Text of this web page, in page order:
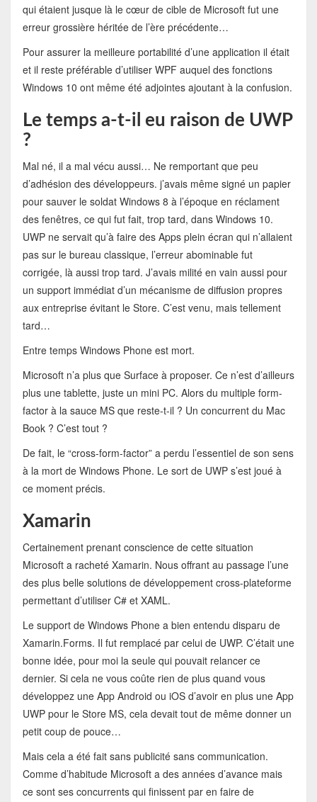
qui étaient jusque là le cœur de cible de Microsoft fut une
erreur grossière héritée de l’ère précédente…
Pour assurer la meilleure portabilité d’une application il était
et il reste préférable d’utiliser WPF auquel des fonctions
Windows 10 ont même été adjointes ajoutant à la confusion.
Le temps a-t-il eu raison de UWP
?
Mal né, il a mal vécu aussi… Ne remportant que peu
d’adhésion des développeurs. j’avais même signé un papier
pour sauver le soldat Windows 8 à l’époque en réclament
des fenêtres, ce qui fut fait, trop tard, dans Windows 10.
UWP ne servait qu’à faire des Apps plein écran qui n’allaient
pas sur le bureau classique, l’erreur abominable fut
corrigée, là aussi trop tard. J’avais milité en vain aussi pour
un support immédiat d’un mécanisme de diffusion propres
aux entreprise évitant le Store. C’est venu, mais tellement
tard…
Entre temps Windows Phone est mort.
Microsoft n’a plus que Surface à proposer. Ce n’est d’ailleurs
plus une tablette, juste un mini PC. Alors du multiple form-
factor à la sauce MS que reste-t-il ? Un concurrent du Mac
Book ? C’est tout ?
De fait, le “cross-form-factor” a perdu l’essentiel de son sens
à la mort de Windows Phone. Le sort de UWP s’est joué à
ce moment précis.
Xamarin
Certainement prenant conscience de cette situation
Microsoft a racheté Xamarin. Nous offrant au passage l’une
des plus belle solutions de développement cross-plateforme
permettant d’utiliser C# et XAML.
Le support de Windows Phone a bien entendu disparu de
Xamarin.Forms. Il fut remplacé par celui de UWP. C’était une
bonne idée, pour moi la seule qui pouvait relancer ce
dernier. Si cela ne vous coûte rien de plus quand vous
développez une App Android ou iOS d’avoir en plus une App
UWP pour le Store MS, cela devait tout de même donner un
petit coup de pouce…
Mais cela a été fait sans publicité sans communication.
Comme d’habitude Microsoft a des années d’avance mais
ce sont ses concurrents qui finissent par en faire de